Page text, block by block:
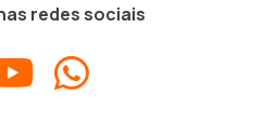
redes sociais